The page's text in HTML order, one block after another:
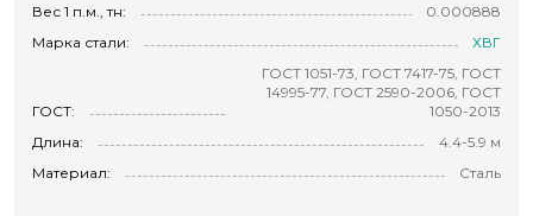
Вес 1 п.м., тн:
0.000888
Марка стали:
ХВГ
ГОСТ:
ГОСТ 1051-73, ГОСТ 7417-75, ГОСТ
14995-77, ГОСТ 2590-2006, ГОСТ
1050-2013
Длина:
4.4-5.9 м
Материал:
Сталь